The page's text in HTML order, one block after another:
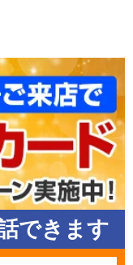
できます